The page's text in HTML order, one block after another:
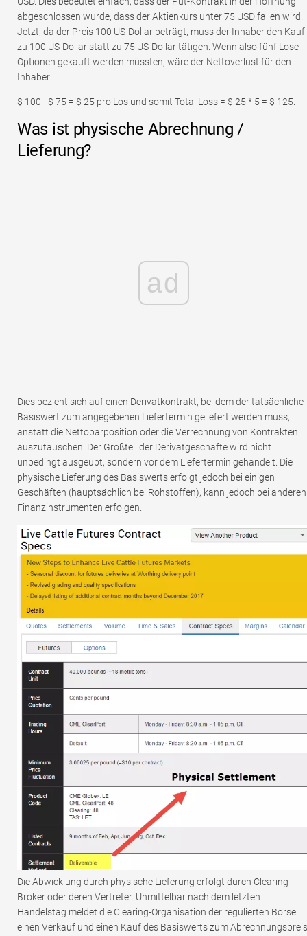
abgeschlossen wurde, dass der Aktienkurs unter 75 USD fallen wird.
Jetzt, da der Preis 100 US-Dollar beträgt, muss der Inhaber den Kauf
zu 100 US-Dollar statt zu 75 US-Dollar tätigen. Wenn also fünf Lose
Optionen gekauft werden müssten, wäre der Nettoverlust für den
Inhaber:
$ 100 - $ 75 = $ 25 pro Los und somit Total Loss = $ 25 * 5 = $ 125.
Was ist physische Abrechnung /
Lieferung?
ad
Dies bezieht sich auf einen Derivatkontrakt, bei dem der tatsächliche
Basiswert zum angegebenen Liefertermin geliefert werden muss,
anstatt die Nettobarposition oder die Verrechnung von Kontrakten
auszutauschen. Der Großteil der Derivatgeschäfte wird nicht
unbedingt ausgeübt, sondern vor dem Liefertermin gehandelt. Die
physische Lieferung des Basiswerts erfolgt jedoch bei einigen
Geschäften (hauptsächlich bei Rohstoffen), kann jedoch bei anderen
Finanzinstrumenten erfolgen.
Die Abwicklung durch physische Lieferung erfolgt durch Clearing-
Broker oder deren Vertreter. Unmittelbar nach dem letzten
Handelstag meldet die Clearing-Organisation der regulierten Börse
einen Verkauf und einen Kauf des Basiswerts zum Abrechnungspreis